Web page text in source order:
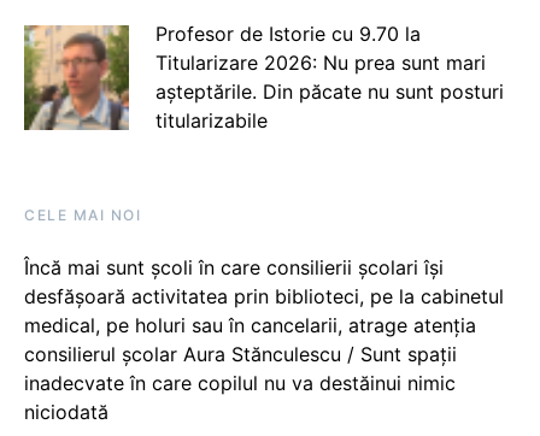
Profesor de Istorie cu 9.70 la
Titularizare 2026: Nu prea sunt mari
așteptările. Din păcate nu sunt posturi
titularizabile
CELE MAI NOI
Încă mai sunt școli în care consilierii școlari își
desfășoară activitatea prin biblioteci, pe la cabinetul
medical, pe holuri sau în cancelarii, atrage atenția
consilierul școlar Aura Stănculescu / Sunt spații
inadecvate în care copilul nu va destăinui nimic
niciodată